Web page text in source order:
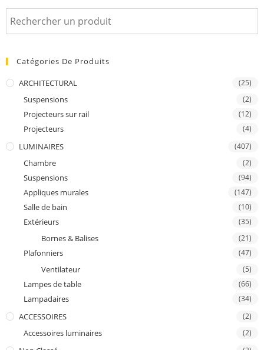
Catégories De Produits
ARCHITECTURAL (25)
Suspensions (2)
Projecteurs sur rail (12)
Projecteurs (4)
LUMINAIRES (407)
Chambre (2)
Suspensions (94)
Appliques murales (147)
Salle de bain (10)
Extérieurs (35)
Bornes & Balises (21)
Plafonniers (47)
Ventilateur (5)
Lampes de table (66)
Lampadaires (34)
ACCESSOIRES (2)
Accessoires luminaires (2)